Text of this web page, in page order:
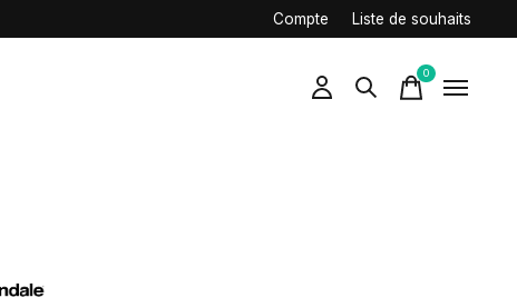
Compte Liste de souhaits
0items